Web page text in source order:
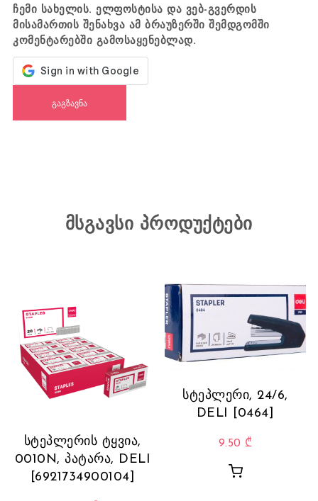
ჩემი სახელის. ელფოსტისა და ვებ-გვერდის
მისამართის შენახვა ამ ბრაუზერში შემდგომში
კომენტარებში გამოსაყენებლად.
მსგავსი პროდუქტები
სტეპლერის ტყვია,
0010N, პატარა, DELI
[6921734900104]
სტეპლერი, 24/6,
DELI [0464]
9.50 ₾